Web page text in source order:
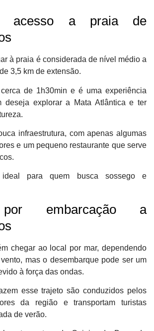
acesso a praia de
à praia é considerada de nível médio a
3,5 km de extensão.
de 1h30min e é uma experiência
deseja explorar a Mata Atlântica e ter
infraestrutura, com apenas algumas
e um pequeno restaurante que serve
para quem busca sossego e
embarcação a
chegar ao local por mar, dependendo
mas o desembarque pode ser um
à força das ondas.
esse trajeto são conduzidos pelos
da região e transportam turistas
de verão.